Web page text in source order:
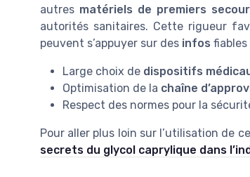
autres matériels de premiers
autorités sanitaires. Cette rigueur
peuvent s’appuyer sur des infos
Large choix de dispositifs
Optimisation de la chaîne
Respect des normes pour la
Pour aller plus loin sur l’utilisation de
secrets du glycol caprylique dans